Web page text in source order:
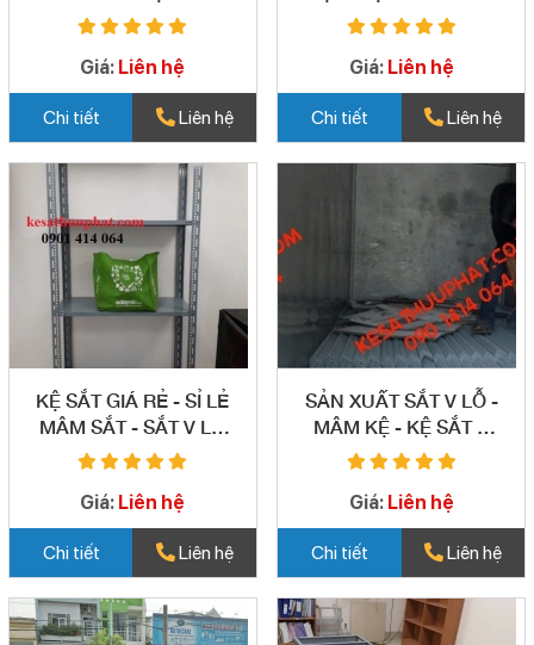
BÌNH TÂN 06
Giá: Liên hệ
Chi tiết Liên hệ
07
Giá: Liên hệ
Chi tiết Liên hệ
KỆ SẮT GIÁ RẺ - SỈ LẺ
MÂM SẮT - SẮT V LỖ
TẠI QUẬN BÌNH TÂN
Giá: Liên hệ
Chi tiết Liên hệ
SẢN XUẤT SẮT V LỖ -
MÂM KỆ - KỆ SẮT V
Giá: Liên hệ
Chi tiết Liên hệ